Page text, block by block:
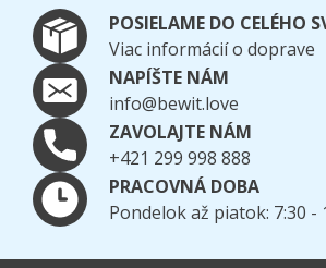
POSIELAME DO CELÉHO
Viac informácií o doprave
NAPÍŠTE NÁM
info@bewit.love
ZAVOLAJTE NÁM
+421 299 998 888
PRACOVNÁ DOBA
Pondelok až piatok: 7:30 -